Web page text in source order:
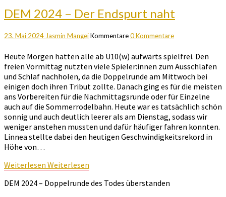
DEM 2024 – Der Endspurt naht
23. Mai 2024Jasmin MangeiKommentare0 Kommentare
Heute Morgen hatten alle ab U10(w) aufwärts spielfrei. Den
freien Vormittag nutzten viele Spieler:innen zum Ausschlafen
und Schlaf nachholen, da die Doppelrunde am Mittwoch bei
einigen doch ihren Tribut zollte. Danach ging es für die meisten
ans Vorbereiten für die Nachmittagsrunde oder für Einzelne
auch auf die Sommerrodelbahn. Heute war es tatsächlich schön
sonnig und auch deutlich leerer als am Dienstag, sodass wir
weniger anstehen mussten und dafür häufiger fahren konnten.
Linnea stellte dabei den heutigen Geschwindigkeitsrekord in
Höhe von…
Weiterlesen Weiterlesen
DEM 2024 – Doppelrunde des Todes überstanden